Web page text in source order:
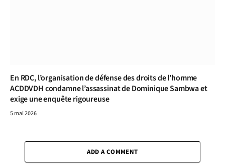
En RDC, l’organisation de défense des droits de l’homme
ACDDVDH condamne l’assassinat de Dominique Sambwa et
exige une enquête rigoureuse
5 mai 2026
ADD A COMMENT